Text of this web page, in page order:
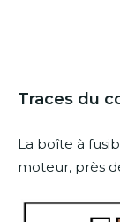
Traces du
La boîte à
moteur, près